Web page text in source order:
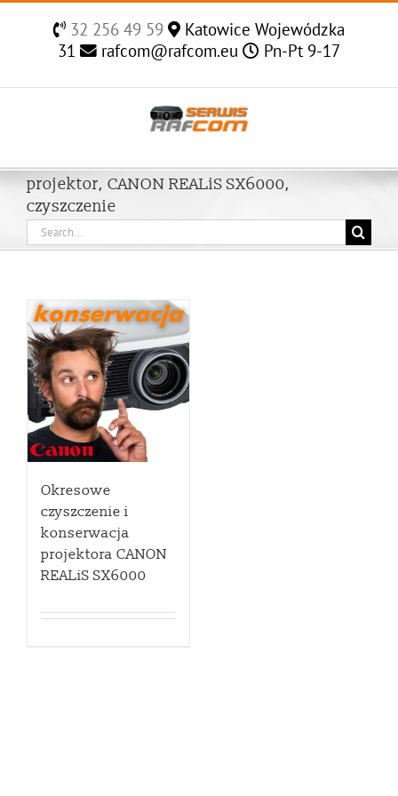
32 256 49 59
Katowice Wojewódzka
31
rafcom@rafcom.eu Pn-Pt 9-17
projektor, CANON REALiS SX6000,
czyszczenie
Search
for:
Okresowe
czyszczenie i
konserwacja
projektora CANON
REALiS SX6000